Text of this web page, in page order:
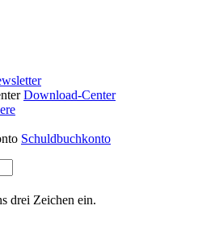
Download-Center
Schuldbuchkonto
drei Zeichen ein.